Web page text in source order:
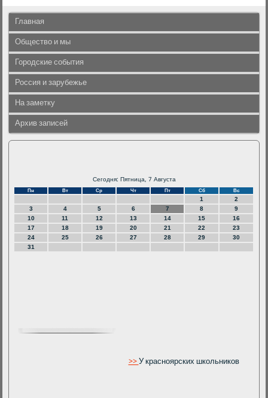
Главная
Общество и мы
Городские события
Россия и зарубежье
На заметку
Архив записей
Сегодня: Пятница, 7 Августа
Пн Вт Ср Чт Пт Сб Вс
1
2
3
4 5 6 7 8
9
10
11 12 13 14 15
16
17
18 19 20 21 22
23
24
25 26 27 28 29
30
31
>>У красноярских школьников